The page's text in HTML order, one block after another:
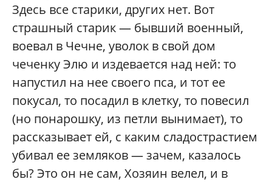
Здесь все старики, других нет. Вот
страшный старик — бывший военный,
воевал в Чечне, уволок в свой дом
чеченку Элю и издевается над ней: то
напустил на нее своего пса, и тот ее
покусал, то посадил в клетку, то повесил
(но понарошку, из петли вынимает), то
рассказывает ей, с каким сладострастием
убивал ее земляков — зачем, казалось
бы? Это он не сам, Хозяин велел, и в